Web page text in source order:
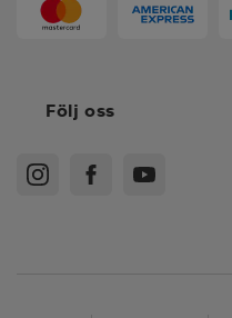
Följ oss